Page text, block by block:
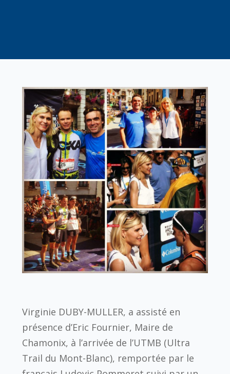
Virginie DUBY-MULLER, a assisté en
présence d’Eric Fournier, Maire de
Chamonix, à l’arrivée de l’UTMB (Ultra
Trail du Mont-Blanc), remportée par le